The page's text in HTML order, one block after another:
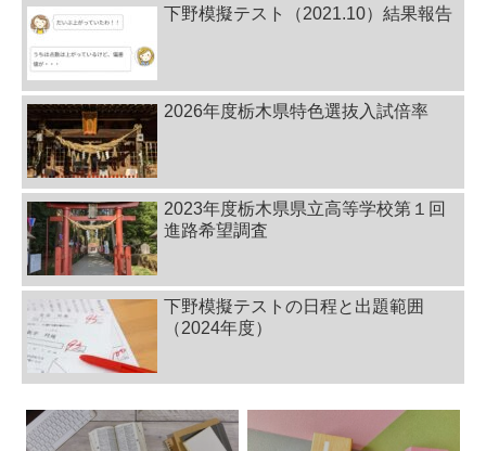
下野模擬テスト（2021.10）結果報告
2026年度栃木県特色選抜入試倍率
2023年度栃木県県立高等学校第１回
進路希望調査
下野模擬テストの日程と出題範囲
（2024年度）